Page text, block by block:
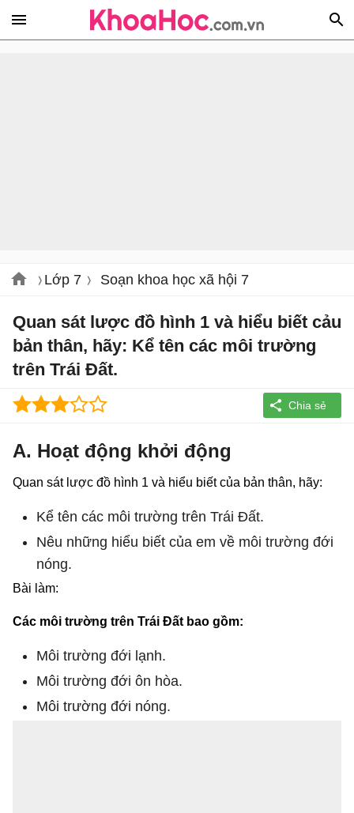
Lớp 7 Soạn khoa học xã hội 7
Quan sát lược đồ hình 1 và hiểu biết cảu
bản thân, hãy: Kể tên các môi trường
trên Trái Đất.
A. Hoạt động khởi động
Quan sát lược đồ hình 1 và hiểu biết của bản thân, hãy:
Kể tên các môi trường trên Trái Đất.
Nêu những hiểu biết của em về môi trường đới
nóng.
Bài làm:
Các môi trường trên Trái Đất bao gồm:
Môi trường đới lạnh.
Môi trường đới ôn hòa.
Môi trường đới nóng.